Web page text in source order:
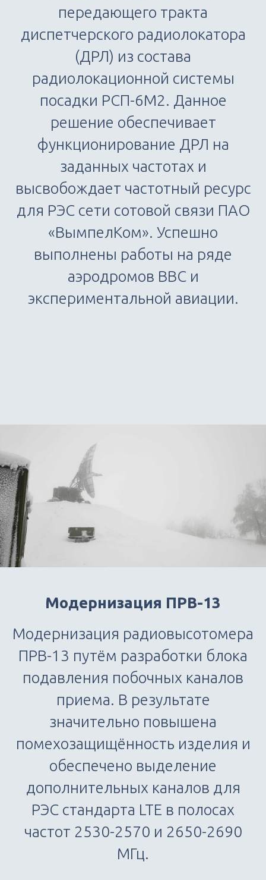
передающего тракта
диспетчерского радиолокатора
(ДРЛ) из состава
радиолокационной системы
посадки РСП-6М2. Данное
решение обеспечивает
функционирование ДРЛ на
заданных частотах и
высвобождает частотный ресурс
для РЭС сети сотовой связи ПАО
«ВымпелКом». Успешно
выполнены работы на ряде
аэродромов ВВС и
экспериментальной авиации.
Модернизация ПРВ-13
Модернизация радиовысотомера
ПРВ-13 путём разработки блока
подавления побочных каналов
приема. В результате
значительно повышена
помехозащищённость изделия и
обеспечено выделение
дополнительных каналов для
РЭС стандарта LTE в полосах
частот 2530-2570 и 2650-2690
МГц.